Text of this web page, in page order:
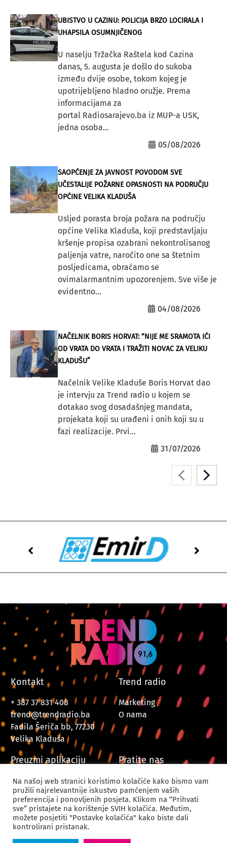
UBISTVO U CAZINU: POLICIJA BRZO LOCIRALA I
UHAPSILA OSUMNJIČENOG
U naselju Tržačka Raštela kod Cazina
danas, 5. augusta je došlo do sukoba
između dvije osobe, tokom kojeg je
upotrijebljeno hladno oružje. Prema
informacijama za
portal Radiosarajevo.ba iz MUP-a USK,
jedna osoba...
05/08/2026
SAOPĆENJE ZA JAVNOST POVODOM SVE
UČESTALIJE POŽARNE OPASNOSTI NA PODRUČJU
OPĆINE VELIKA KLADUŠA
Usljed porasta broja požara na području
općine Velika Kladuša, koji predstavljaju
kršenje propisa ozabrani nekontrolisanog
paljenja vatre, naročito one sa štetnim
posljedicama, obraćamo se
ovimalarmantnim upozorenjem. Sve više je
evidentno...
04/08/2026
NAČELNIK BORIS HORVAT: “NIJE ME SRAMOTA IĆI
OD VRATA DO VRATA I TRAŽITI NOVAC ZA VELIKU
KLADUŠU”
Načelnik Velike Kladuše Boris Horvat dao
je intervju za Trend radio u kojem se
dotakao svog dosadašnjeg mandata,
projekata koji su urađeni i onih koji su u
fazi realizacije. Prvi...
31/07/2026
Kontakt
+ 387 37 831 408
trend@trendradio.ba
Fadila Šeriča bb, 77230
Velika Kladuša
Trend radio
Marketing
O nama
Preuzmi aplikaciju Pratite nas
© 2024. Trend Radio Velika Kladuša. Sva prava zadržana.
Na našoj web stranici koristimo kolačiće kako bismo vam
pružili najrelevantnije iskustvo pamćenjem vaših
preferencija i ponovljenih posjeta. Klikom na “Prihvati
sve” pristajete na korištenje SVIH kolačića. Međutim,
možete posjetiti "Postavke kolačića" kako biste dali
kontrolirani pristanak.